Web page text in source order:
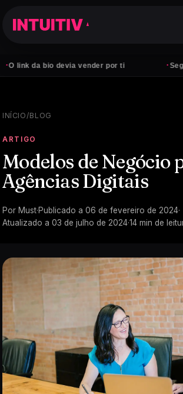
devia vender por ti · Seguidores
INÍCIO/BLOG
ARTIGO
Modelos de Negócio
Agências Digitais
Por Must·Publicado a 06 de fevereiro de 2024·
Atualizado a 03 de julho de 2024·14 min de